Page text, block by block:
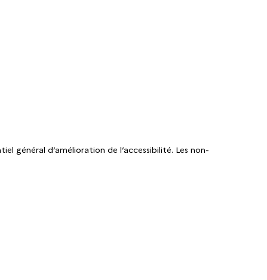
général d’amélioration de l’accessibilité. Les non-